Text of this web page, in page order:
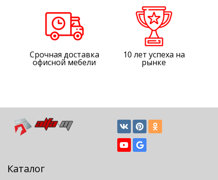
Срочная доставка
офисной мебели
10 лет успеха на
рынке
Каталог